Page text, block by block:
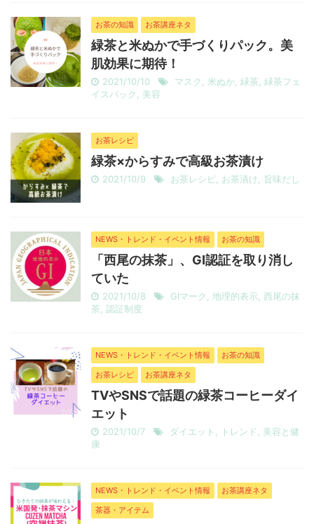
お茶の知識 お茶講座ネタ
緑茶と米ぬかで手づくりパック。美
肌効果に期待！
2021/10/10 マスク 米ぬか 緑茶 緑茶フェ
イスパック
美容
お茶レシピ
緑茶×からすみで高級お茶漬け
2021/10/9 お茶レシピ お茶漬け 旨味だし
NEWS・トレンド・イベント情報 お茶の知識
「西尾の抹茶」、GI認証を取り消し
ていた
2021/10/8 GIマーク 地理的表示 西尾の抹
茶 認証制度
NEWS・トレンド・イベント情報
お茶の知識
お茶レシピ
お茶講座ネタ
TVやSNSで話題の緑茶コーヒーダイ
エット
2021/10/7 ダイエット トレンド
美容と健
康
NEWS・トレンド・イベント情報
お茶講座ネタ
茶器・アイテム